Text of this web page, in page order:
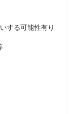
する可能性有り